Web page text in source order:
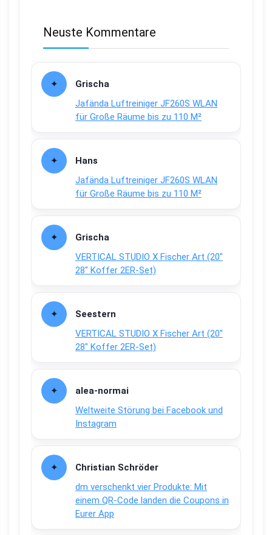
Neuste Kommentare
Grischa
Jafända Luftreiniger JF260S WLAN
für Große Räume bis zu 110 M²
Hans
Jafända Luftreiniger JF260S WLAN
für Große Räume bis zu 110 M²
Grischa
VERTICAL STUDIO X Fischer Art (20″
28″ Koffer 2ER-Set)
Seestern
VERTICAL STUDIO X Fischer Art (20″
28″ Koffer 2ER-Set)
alea-normai
Weltweite Störung bei Facebook und
Instagram
Christian Schröder
dm verschenkt vier Produkte: Mit
einem QR-Code landen die Coupons in
Eurer App